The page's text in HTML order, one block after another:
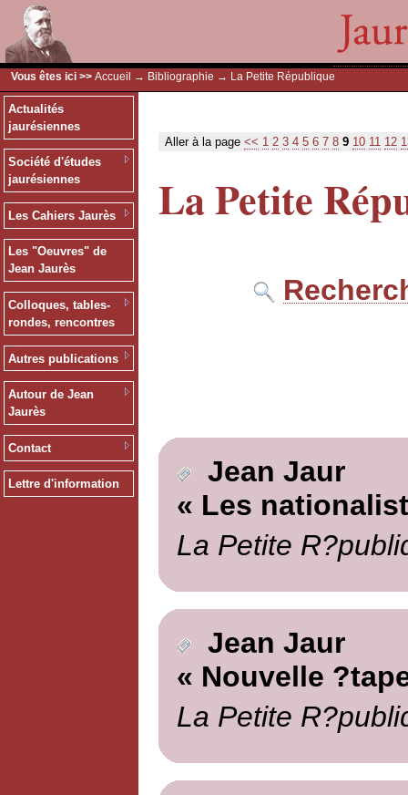
Vous êtes ici >> Accueil → Bibliographie → La Petite République
Actualités
jaurésiennes
Société d'études
jaurésiennes
Les Cahiers Jaurès
Les "Oeuvres" de
Jean Jaurès
Colloques, tables-
rondes, rencontres
Autres publications
Autour de Jean
Jaurès
Contact
Lettre d'information
Aller à la page << 1 2 3 4 5 6 7 8 9 10 11 12
La Petite
Jean Jaur
« Les
La Petite
Jean Jaur
« Nouvelle
La Petite